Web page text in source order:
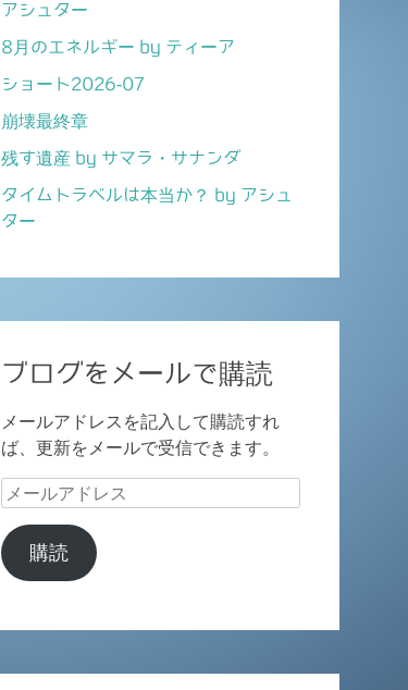
アシュター
8月のエネルギー by ティーア
ショート2026-07
崩壊最終章
残す遺産 by サマラ・サナンダ
タイムトラベルは本当か？ by アシュ
ター
ブログをメールで購読
メールアドレスを記入して購読すれ
ば、更新をメールで受信できます。
メ
ル
ア
購読